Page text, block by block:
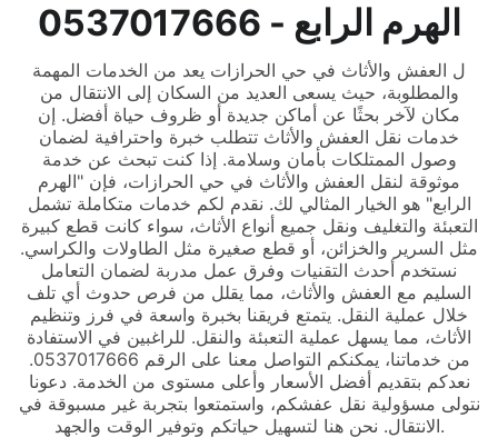
الهرم الرابع - 0537017666
ل العفش والأثاث في حي الحرازات يعد من الخدمات المهمة
والمطلوبة، حيث يسعى العديد من السكان إلى الانتقال من
مكان لآخر بحثًا عن أماكن جديدة أو ظروف حياة أفضل. إن
خدمات نقل العفش والأثاث تتطلب خبرة واحترافية لضمان
وصول الممتلكات بأمان وسلامة. إذا كنت تبحث عن خدمة
موثوقة لنقل العفش والأثاث في حي الحرازات، فإن "الهرم
الرابع" هو الخيار المثالي لك. نقدم لكم خدمات متكاملة تشمل
التعبئة والتغليف ونقل جميع أنواع الأثاث، سواء كانت قطع كبيرة
مثل السرير والخزائن، أو قطع صغيرة مثل الطاولات والكراسي.
نستخدم أحدث التقنيات وفرق عمل مدربة لضمان التعامل
السليم مع العفش والأثاث، مما يقلل من فرص حدوث أي تلف
خلال عملية النقل. يتمتع فريقنا بخبرة واسعة في فرز وتنظيم
الأثاث، مما يسهل عملية التعبئة والنقل. للراغبين في الاستفادة
من خدماتنا، يمكنكم التواصل معنا على الرقم 0537017666.
نعدكم بتقديم أفضل الأسعار وأعلى مستوى من الخدمة. دعونا
نتولى مسؤولية نقل عفشكم، واستمتعوا بتجربة غير مسبوقة في
الانتقال. نحن هنا لتسهيل حياتكم وتوفير الوقت والجهد.